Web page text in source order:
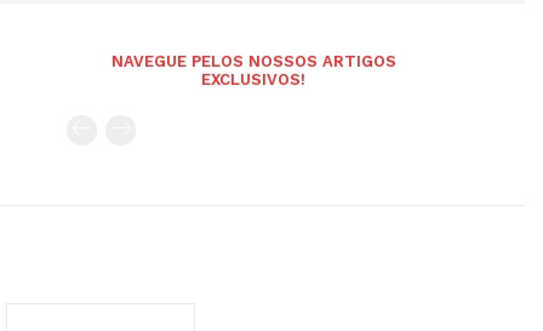
NAVEGUE PELOS NOSSOS ARTIGOS
EXCLUSIVOS!